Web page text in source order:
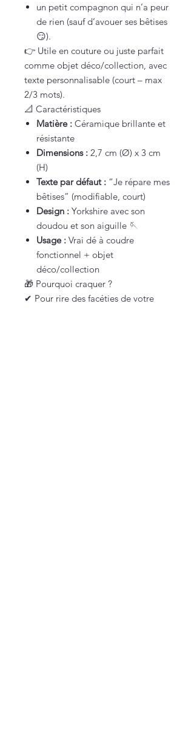
un petit compagnon qui n’a peur
de rien (sauf d’avouer ses bêtises
😏).
👉 Utile en couture ou juste parfait
comme objet déco/collection, avec
texte personnalisable (court – max
2/3 mots).
📐 Caractéristiques
Matière : Céramique brillante et
résistante
Dimensions : 2,7 cm (Ø) x 3 cm
(H)
Texte par défaut : “Je répare mes
bêtises” (modifiable, court)
Design : Yorkshire avec son
doudou et son aiguille 🪡
Usage : Vrai dé à coudre
fonctionnel + objet
déco/collection
🎁 Pourquoi craquer ?
✔ Pour rire des facéties de votre